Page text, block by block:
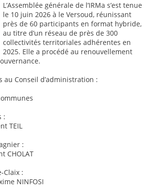
L’Assemblée générale de l’IRMa s’est tenue
le 10 juin 2026 à le Versoud, réunissant
près de 60 participants en format hybride,
au titre d’un réseau de près de 300
collectivités territoriales adhérentes en
2025. Elle a procédé au renouvellement
au Conseil d’administration :
:
TEIL
:
CHOLAT
Claix :
NINFOSI